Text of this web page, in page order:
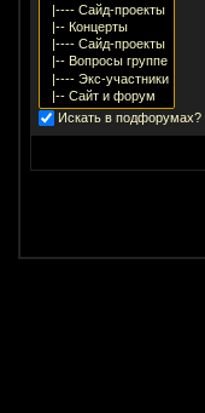
Искать в подфорумах?